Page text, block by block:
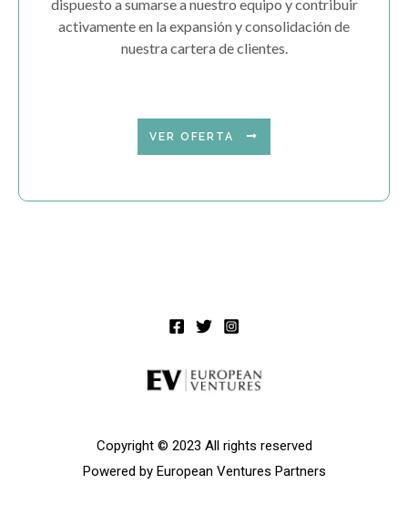
dispuesto a sumarse a nuestro equipo y contribuir
activamente en la expansión y consolidación de
nuestra cartera de clientes.
VER OFERTA
Copyright © 2023 All rights reserved
Powered by European Ventures Partners